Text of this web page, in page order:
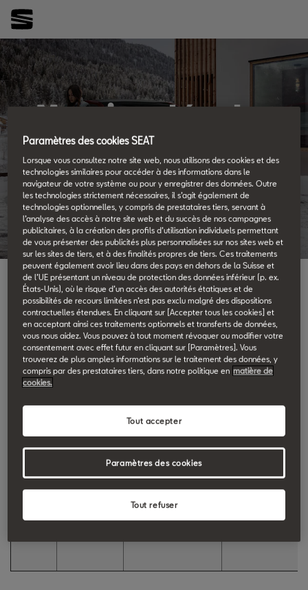
Mentions légales
SEAT CONNECT
Chez SEAT, nous tenons à ce que chaque personne ait un accès
direct aux informations juridiques. C’est pourquoi nous avons
réuni sur cette page tous les détails techniques liés aux services
SEAT CONNECT dont vous aurez besoin. Trouvez votre région ci-
dessous et sélectionnez les informations qu’il vous faut.
LÉGALES
POLITIQUE DE
CONFIDENTIALITÉ
GÉNÉRALES
DE VENTE
Suisse
Allemand
Anglais
Allemand
Italien
Anglais
Allemand
Anglais
Paramètres des cookies SEAT
Lorsque vous consultez notre site web, nous utilisons des cookies et des
technologies similaires pour accéder à des informations dans le
navigateur de votre système ou pour y enregistrer des données. Outre
les technologies strictement nécessaires, il s’agit également de
technologies optionnelles, y compris de prestataires tiers, servant à
l’analyse des accès à notre site web et du succès de nos campagnes
publicitaires, à la création des profils d’utilisation individuels permettant
de vous présenter des publicités plus personnalisées sur nos sites web et
sur les sites de tiers, et à des finalités propres de tiers. Ces traitements
peuvent également avoir lieu dans des pays en dehors de la Suisse et
de l’UE présentant un niveau de protection des données inférieur (p. ex.
États-Unis), où le risque d’un accès des autorités étatiques et de
possibilités de recours limitées n’est pas exclu malgré des dispositions
contractuelles étendues. En cliquant sur [Accepter tous les cookies] et
en acceptant ainsi ces traitements optionnels et transferts de données,
vous nous aidez. Vous pouvez à tout moment révoquer ou modifier votre
consentement avec effet futur en cliquant sur [Paramètres]. Vous
trouverez de plus amples informations sur le traitement des données, y
compris par des prestataires tiers, dans notre politique en matière de
cookies.
Tout refuser
Tout accepter
Paramètres des cookies